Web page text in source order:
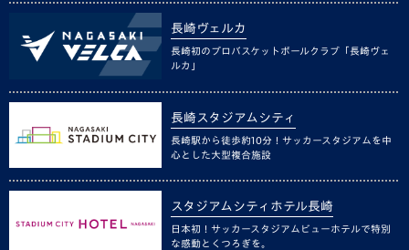
長崎ヴェルカ
長崎初のプロバスケットボールクラブ「長崎ヴェ
ルカ」
長崎スタジアムシティ
長崎駅から徒歩約10分！サッカースタジアムを中
心とした大型複合施設
スタジアムシティホテル長崎
日本初！サッカースタジアムビューホテルで特別
な感動とくつろぎを。